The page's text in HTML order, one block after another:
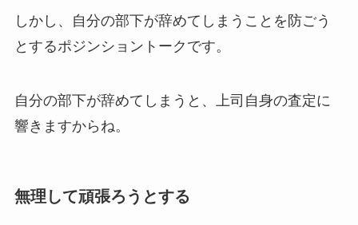
しかし、自分の部下が辞めてしまうことを防ごう
とするポジンショントークです。
自分の部下が辞めてしまうと、上司自身の査定に
響きますからね。
無理して頑張ろうとする